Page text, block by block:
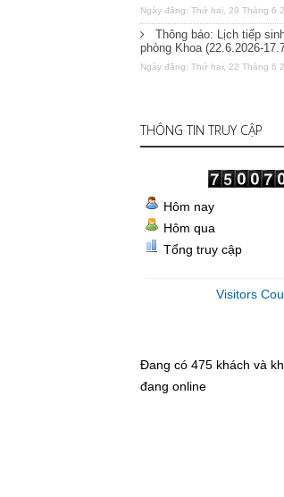
Ngày đăng: Thứ hai, 29 Tháng 6
Thông báo: Lịch tiếp
phòng Khoa (22.6.2026-
Ngày đăng: Thứ hai, 22 Tháng 6
THÔNG TIN TRUY CẬP
Hôm nay
Hôm qua
Tổng truy cập
Visitors
Đang có 475 khách và
đang online